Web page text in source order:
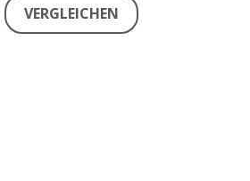
VERGLEICHEN